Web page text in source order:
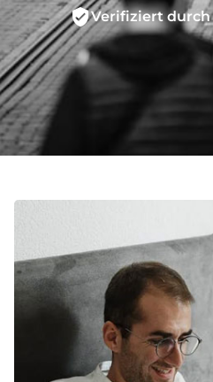
verified_userVerifiziert durch